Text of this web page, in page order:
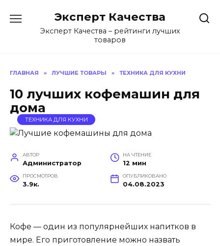
содержанию
Эксперт Качества
Эксперт Качества – рейтинги лучших
товаров
ГЛАВНАЯ » ЛУЧШИЕ ТОВАРЫ » ТЕХНИКА ДЛЯ КУХНИ
10 лучших кофемашин для
дома
ТЕХНИКА ДЛЯ КУХНИ
АВТОР
Администратор
НА ЧТЕНИЕ
12 мин
ПРОСМОТРОВ
3.9к.
ОПУБЛИКОВАНО
04.08.2023
Кофе — один из популярнейших напитков в
мире. Его приготовление можно назвать